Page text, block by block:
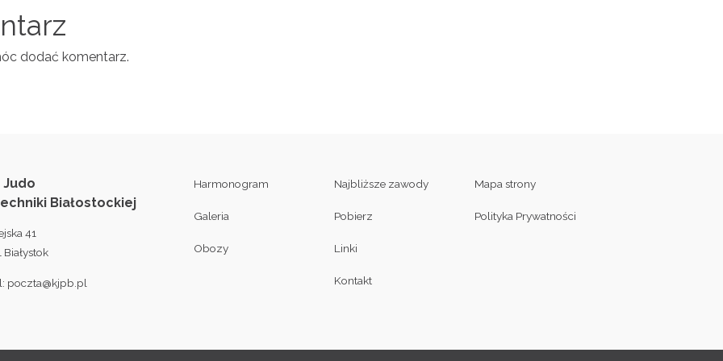
dodać komentarz.
Judo
Białostockiej
41
Białystok
poczta@kjpb.pl
Harmonogram
Galeria
Obozy
Najbliższe zawody
Pobierz
Linki
Kontakt
Mapa strony
Polityka Prywatności